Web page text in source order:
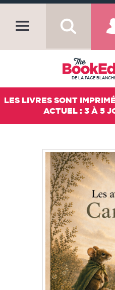
DE LA PAGE
LES LIVRES SONT
ACTUEL : 3 À 5